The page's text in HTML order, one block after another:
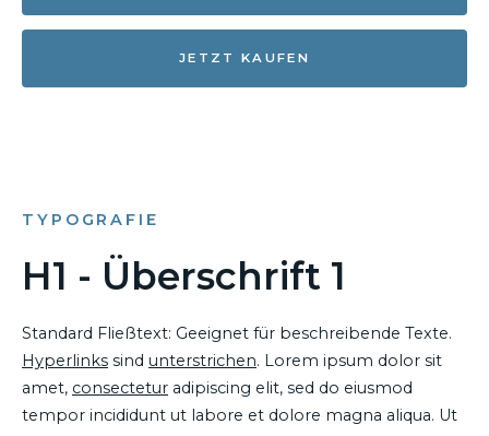
JETZT KAUFEN
TYPOGRAFIE
H1 - Überschrift 1
Standard Fließtext: Geeignet für beschreibende Texte.
Hyperlinks sind unterstrichen. Lorem ipsum dolor sit
amet, consectetur adipiscing elit, sed do eiusmod
tempor incididunt ut labore et dolore magna aliqua. Ut